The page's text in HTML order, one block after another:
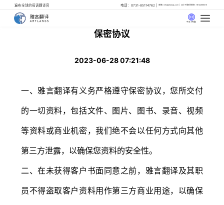
遍布全球的母语翻译官 电话：0731-85114762 邮箱: info@artlangs.com 24小时翻译管家: 18142666316
中文 (中国)
保密协议
2023-06-28 07:21:48
一、雅言翻译有义务严格遵守保密协议，您所交付
的一切资料，包括文件、图片、图书、录音、视频
等资料或商业机密，我们绝不会以任何方式向其他
第三方泄露，以确保您资料的安全性。
二、在未获得客户书面同意之前，雅言翻译及其职
员不得盗取客户资料用作第三方商业用途，以确保